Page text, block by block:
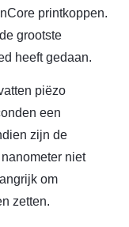
printkoppen.
grootste
heeft gedaan.
piëzo
een
zijn de
niet
om
zetten.